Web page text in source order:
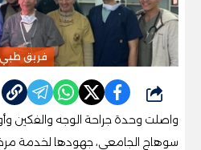
فريق
شارك
واصلت وحدة جراحة الوجه والفكين
سوهاج الجامعي، جهودها لخدمة